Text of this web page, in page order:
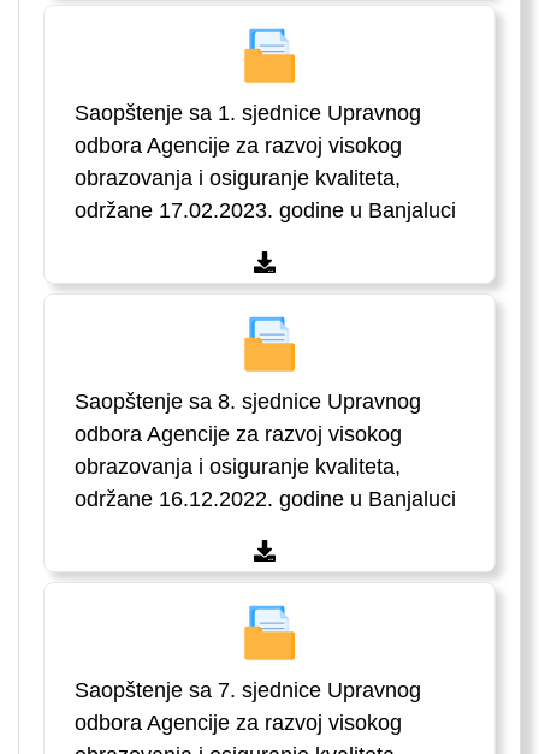
Saopštenje sa 1. sjednice Upravnog
odbora Agencije za razvoj visokog
obrazovanja i osiguranje kvaliteta,
održane 17.02.2023. godine u Banjaluci
Saopštenje sa 8. sjednice Upravnog
odbora Agencije za razvoj visokog
obrazovanja i osiguranje kvaliteta,
održane 16.12.2022. godine u Banjaluci
Saopštenje sa 7. sjednice Upravnog
odbora Agencije za razvoj visokog